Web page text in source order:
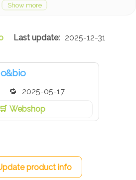
2025-12-31
2025-05-17
Webshop
product info